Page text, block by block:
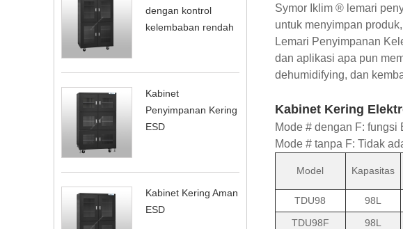
dengan kontrol
kelembaban rendah
Kabinet
Penyimpanan Kering
ESD
Kabinet Kering Aman
ESD
Symor Iklim ® lemari
untuk menyimpan
Lemari Penyimpanan
dan aplikasi apa pun
dehumidifying, dan
Kabinet Kering
Mode # dengan F: fungsi
Mode # tanpa F: Tidak
Model Kapasitas
TDU98 98L
TDU98F
98L